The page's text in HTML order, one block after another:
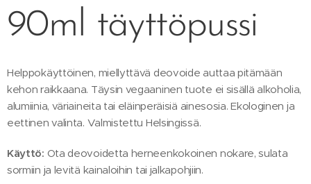
90ml täyttöpussi
Helppokäyttöinen, miellyttävä deovoide auttaa pitämään
kehon raikkaana. Täysin vegaaninen tuote ei sisällä alkoholia,
alumiinia, väriaineita tai eläinperäisiä ainesosia. Ekologinen ja
eettinen valinta. Valmistettu Helsingissä.
Käyttö: Ota deovoidetta herneenkokoinen nokare, sulata
sormiin ja levitä kainaloihin tai jalkapohjiin.